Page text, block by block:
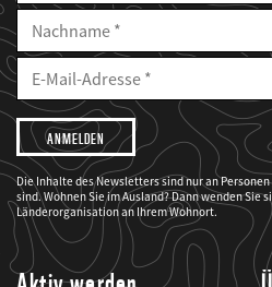
Nachname
E-
Mailadresse
E-
Adresse
Ich
möchte,
dass
der
WWF
mich
über
seine
Projekte
informiert.
Die Inhalte des Newsletters sind nur an
sind. Wohnen Sie im Ausland? Dann wenden Sie
Länderorganisation an Ihrem Wohnort.